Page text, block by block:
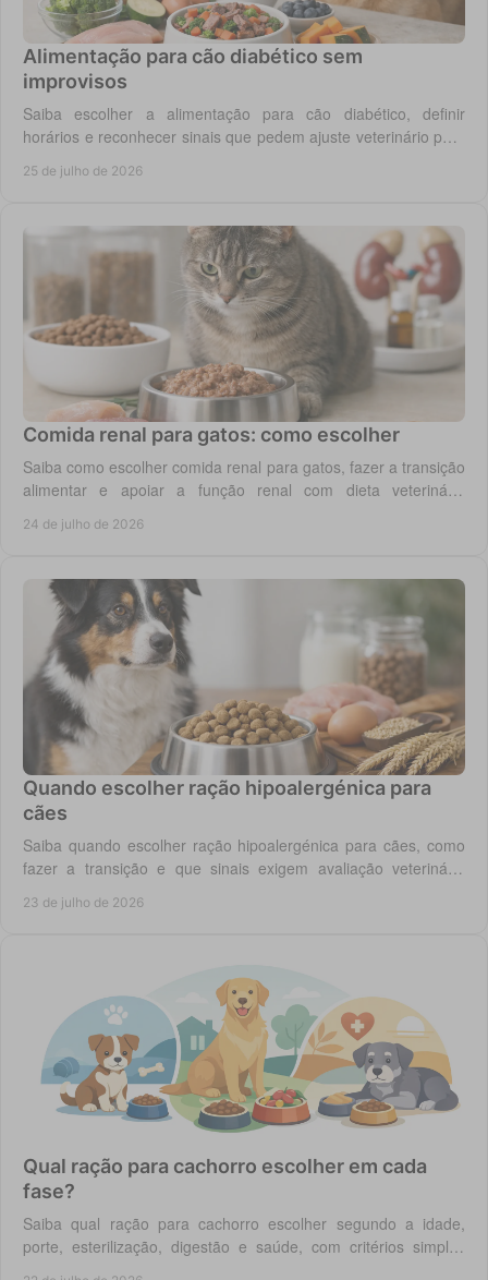
Alimentação para cão diabético sem
improvisos
Saiba escolher a alimentação para cão diabético, definir
horários e reconhecer sinais que pedem ajuste veterinário para
25 de julho de 2026
Comida renal para gatos: como escolher
Saiba como escolher comida renal para gatos, fazer a transição
alimentar e apoiar a função renal com dieta veterinária
24 de julho de 2026
Quando escolher ração hipoalergénica para
cães
Saiba quando escolher ração hipoalergénica para cães, como
fazer a transição e que sinais exigem avaliação veterinária
23 de julho de 2026
Qual ração para cachorro escolher em cada
fase?
Saiba qual ração para cachorro escolher segundo a idade,
porte, esterilização, digestão e saúde, com critérios simples